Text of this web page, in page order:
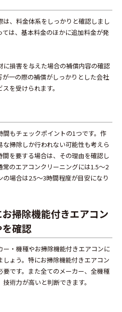
、料金体系をしっかりと確認しまし
は、基本料金のほかに追加料金が発
に損害を与えた場合の補償内容の確認
一の際の補償がしっかりとした会社
を受けられます。
もチェックポイントの1つです。作
掃除しか行われない可能性も考えら
を要する場合は、その理由を確認し
のエアコンクリーニングには1.5〜2
場合は2.5〜3時間程度が目安になり
掃除機能付きエアコン
確認
・機種やお掃除機能付きエアコンに
ょう。特にお掃除機能付きエアコン
です。また全てのメーカー、全機種
術力が高いと判断できます。